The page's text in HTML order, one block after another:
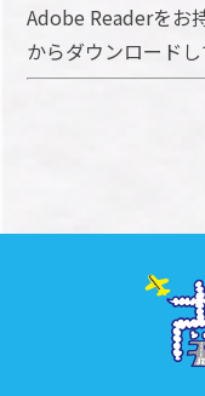
Adobe Readerをお
からダウンロードし